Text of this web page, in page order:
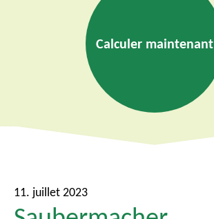
Calculer maintenant
11. juillet 2023